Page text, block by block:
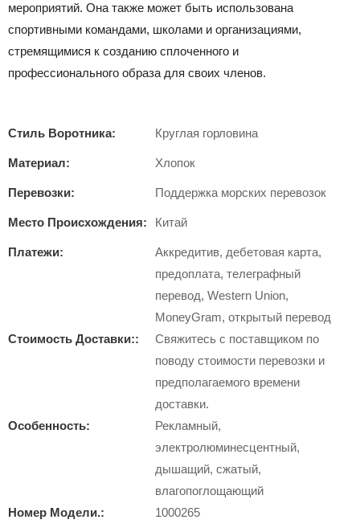
мероприятий. Она также может быть использована
спортивными командами, школами и организациями,
стремящимися к созданию сплоченного и
профессионального образа для своих членов.
Стиль Воротника: Круглая горловина
Материал: Хлопок
Перевозки: Поддержка морских перевозок
Место Происхождения: Китай
Платежи:
Аккредитив, дебетовая карта,
предоплата, телеграфный
перевод, Western Union,
MoneyGram, открытый перевод
Стоимость Доставки::
Свяжитесь с поставщиком по
поводу стоимости перевозки и
предполагаемого времени
доставки.
Особенность:
Рекламный,
электролюминесцентный,
дышащий, сжатый,
влагопоглощающий
Номер Модели.:
1000265